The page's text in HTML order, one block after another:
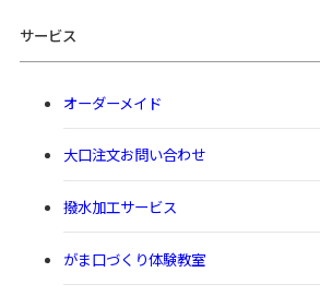
サービス
オーダーメイド
大口注文お問い合わせ
撥水加工サービス
がま口づくり体験教室